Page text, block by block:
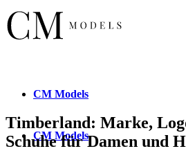
CM Models
CM Models
Timberland: Marke,
Schuhe für Damen und